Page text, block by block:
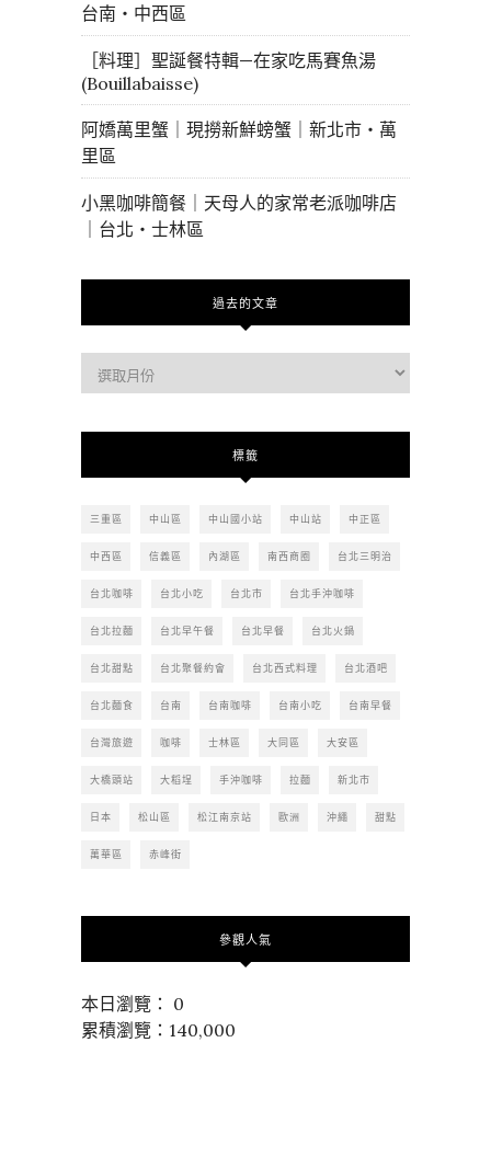
台南・中西區
［料理］聖誕餐特輯—在家吃馬賽魚湯
(Bouillabaisse)
阿嬌萬里蟹｜現撈新鮮螃蟹｜新北市・萬
里區
小黑咖啡簡餐｜天母人的家常老派咖啡店
｜台北・士林區
過去的文章
去
標籤
三重區 中山區 中山國小站 中山站 中正區
中西區 信義區 內湖區 南西商圈 台北三明治
台北咖啡 台北小吃 台北市 台北手沖咖啡
台北拉麵 台北早午餐 台北早餐 台北火鍋
台北甜點 台北聚餐約會 台北西式料理 台北酒吧
台北麵食 台南 台南咖啡 台南小吃 台南早餐
台灣旅遊 咖啡 士林區 大同區 大安區
大橋頭站 大稻埕 手沖咖啡 拉麵 新北市
日本 松山區 松江南京站 歐洲 沖繩 甜點
萬華區 赤峰街
參觀人氣
本日瀏覽： 0
累積瀏覽：140,000